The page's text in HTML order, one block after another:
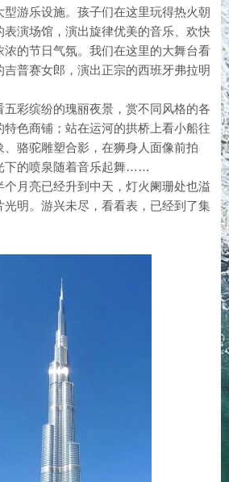
型游乐设施。孩子们在这里玩得热火朝
表演场馆，演出旋律优美的音乐、欢快
的节日气氛。我们在这里的大舞台看
普赛女郎，演出正宗的西班牙弗拉明
彩缤纷的瑰丽夜景，赏不同风格的各
色商铺；站在运河的拱桥上看小船往
骆驼雕塑合影，在狮身人面像前拍
下的喷泉随着音乐起舞……
个月亮已经升到中天，灯火阑珊处也溢
明。游兴未尽，看看表，已经到了集